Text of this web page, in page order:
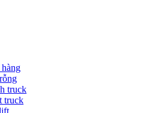
truck
truck